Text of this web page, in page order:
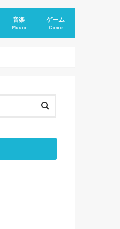
音楽
Music
ゲーム
Game